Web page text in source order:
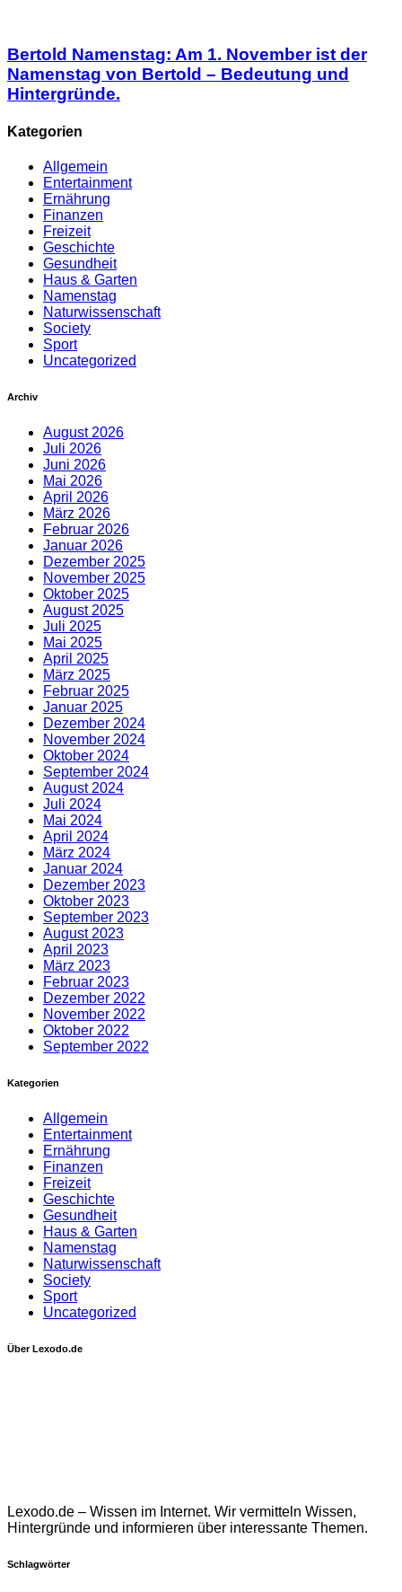
Bertold Namenstag: Am 1. November ist der
Namenstag von Bertold – Bedeutung und
Hintergründe.
Kategorien
Allgemein
Entertainment
Ernährung
Finanzen
Freizeit
Geschichte
Gesundheit
Haus & Garten
Namenstag
Naturwissenschaft
Society
Sport
Uncategorized
Archiv
August 2026
Juli 2026
Juni 2026
Mai 2026
April 2026
März 2026
Februar 2026
Januar 2026
Dezember 2025
November 2025
Oktober 2025
August 2025
Juli 2025
Mai 2025
April 2025
März 2025
Februar 2025
Januar 2025
Dezember 2024
November 2024
Oktober 2024
September 2024
August 2024
Juli 2024
Mai 2024
April 2024
März 2024
Januar 2024
Dezember 2023
Oktober 2023
September 2023
August 2023
April 2023
März 2023
Februar 2023
Dezember 2022
November 2022
Oktober 2022
September 2022
Kategorien
Allgemein
Entertainment
Ernährung
Finanzen
Freizeit
Geschichte
Gesundheit
Haus & Garten
Namenstag
Naturwissenschaft
Society
Sport
Uncategorized
Über Lexodo.de
Lexodo.de – Wissen im Internet. Wir vermitteln Wissen,
Hintergründe und informieren über interessante Themen.
Schlagwörter